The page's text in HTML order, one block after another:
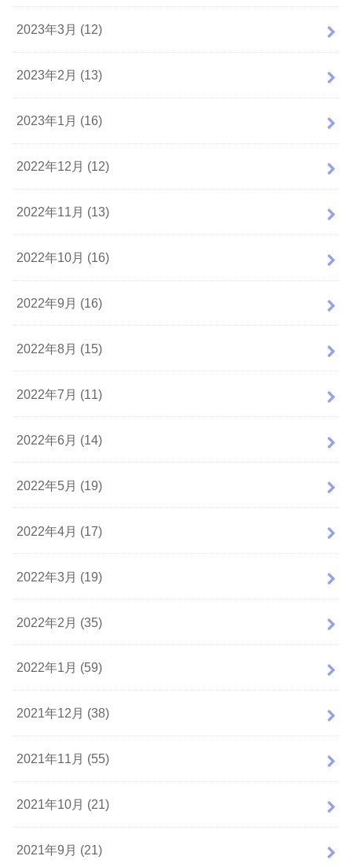
2023年3月 (12)
2023年2月 (13)
2023年1月 (16)
2022年12月 (12)
2022年11月 (13)
2022年10月 (16)
2022年9月 (16)
2022年8月 (15)
2022年7月 (11)
2022年6月 (14)
2022年5月 (19)
2022年4月 (17)
2022年3月 (19)
2022年2月 (35)
2022年1月 (59)
2021年12月 (38)
2021年11月 (55)
2021年10月 (21)
2021年9月 (21)